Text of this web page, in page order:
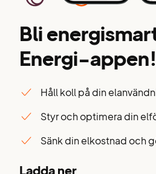
Bli
Energi-appen!
Håll koll på din
Styr och optimera din
Sänk din elkostnad och
Ladda ner